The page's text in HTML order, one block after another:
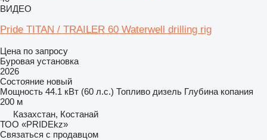
ВИДЕО
Pride TITAN / TRAILER 60 Waterwell drilling rig
Цена по запросу
Буровая установка
2026
Состояние новый
Мощность 44.1 кВт (60 л.с.) Топливо дизель Глубина копания
200 м
Казахстан, Костанай
ТОО «PRIDEkz»
Связаться с продавцом